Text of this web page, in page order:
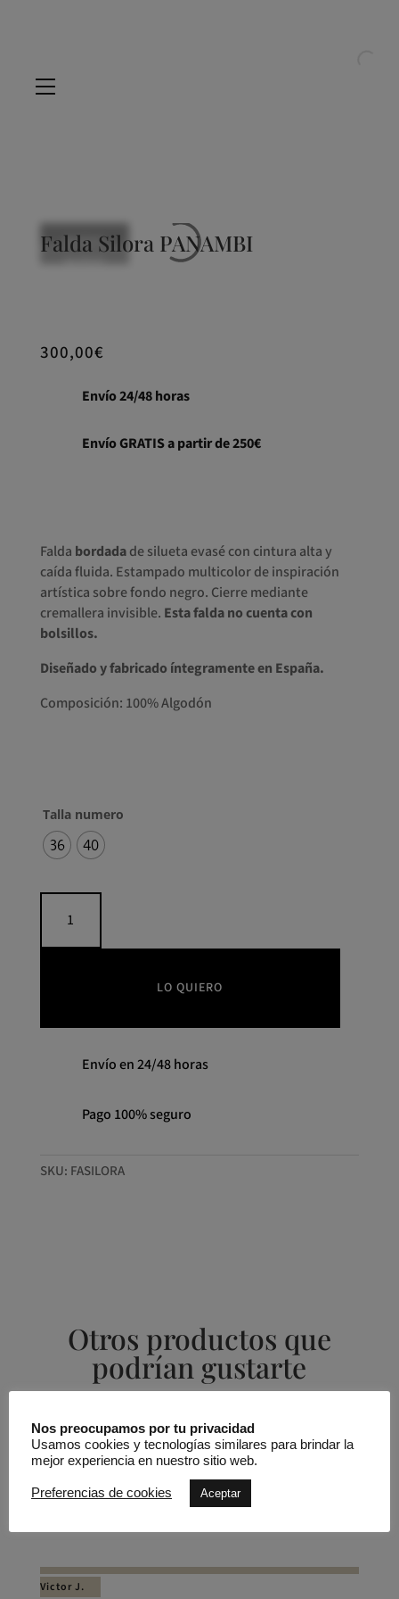
NUEVO
NUEVO
NUEVO
NUEVO
NUEVO
Falda Silora PANAMBI
300,00€
Envío 24/48 horas
Envío GRATIS a partir de 250€
Falda bordadade silueta evasé con cintura alta y
caída fluida. Estampado multicolor de inspiración
artística sobre fondo negro. Cierre mediante
cremallera invisible. Esta falda no cuenta con
bolsillos.
Diseñado y fabricado íntegramente en España.
Composición: 100% Algodón
Talla numero
36 40
Silora
PANAMBI
LO QUIERO
Envío en 24/48 horas
Pago 100% seguro
SKU: FASILORA
Otros productos que
podrían gustarte
Productos relacionados
Vestido midi manga francesa
Victor J.
Nos preocupamos por tu privacidad
Usamos cookies y tecnologías similares para brindar la
mejor experiencia en nuestro sitio web.
Preferencias de cookies Aceptar